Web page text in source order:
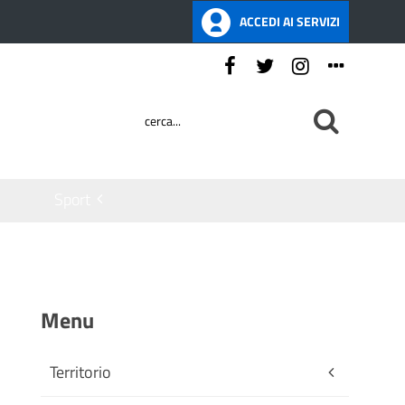
ACCEDI AI SERVIZI
Menu
Territorio